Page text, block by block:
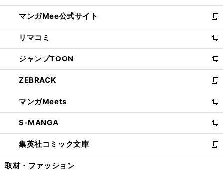
開
く
ン
ド
ウ
で
開
く
ウ
ィ
ン
ド
ウ
で
開
く
し
い
ウ
ィ
ン
ド
ウ
で
開
く
マンガMee公式サイト
新
し
い
ウ
ィ
ン
ド
ウ
で
開
く
リマコミ
新
し
い
ウ
ィ
ン
ド
ウ
で
開
く
ジャンプTOON
新
し
い
ウ
ィ
ン
ド
ウ
で
開
ZEBRACK
新
し
い
ウ
ィ
ン
ド
ウ
マンガMeets
新
し
い
ウ
ィ
ン
S-MANGA
新
し
い
ウ
集英社コミック文庫
新
し
取材・ファッション